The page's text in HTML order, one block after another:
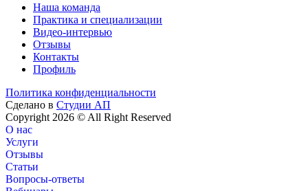
Наша команда
Практика и специализации
Видео-интервью
Отзывы
Контакты
Профиль
Политика конфиденциальности
Сделано в Студии АП
Copyright 2026 © All Right Reserved
О нас
Услуги
Отзывы
Статьи
Вопросы-ответы